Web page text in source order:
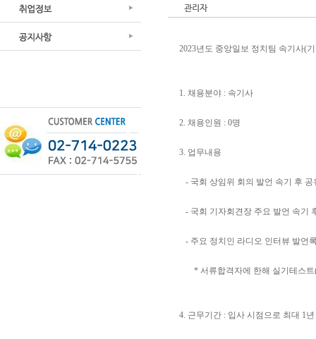
관리자
2023년도 중앙일보 정치팀 속기사(
1. 채용분야 : 속기사
2. 채용인원 : 0명
3. 업무내용
- 국회 상임위 회의 발언 속기 후 공
- 국회 기자회견장 주요 발언 속기
- 주요 정치인 라디오 인터뷰 발언
* 서류합격자에 한해 실기테스트
4. 근무기간 : 입사 시점으로 최대 1